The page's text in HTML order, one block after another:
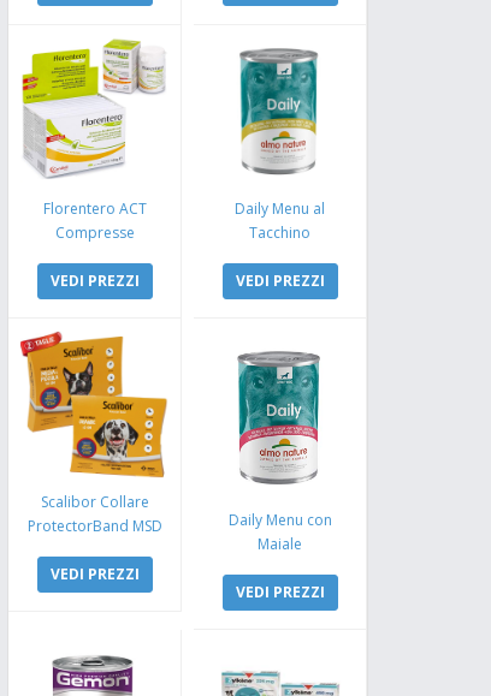
Florentero ACT
Compresse
VEDI PREZZI
Daily Menu al
Tacchino
VEDI PREZZI
Scalibor Collare
ProtectorBand MSD
VEDI PREZZI
Daily Menu con
Maiale
VEDI PREZZI